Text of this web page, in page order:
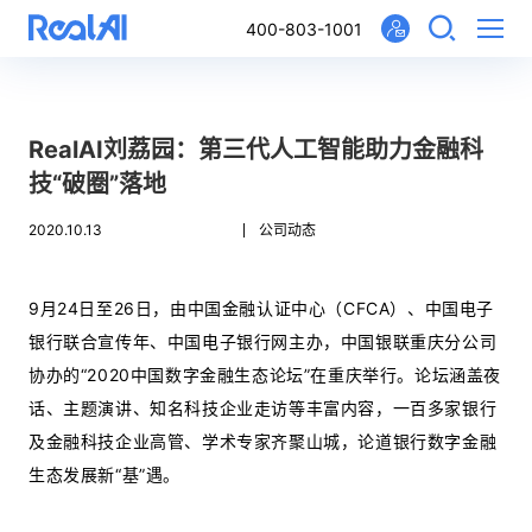
400-803-1001
RealAI刘荔园：第三代人工智能助力金融科
技“破圈”落地
2020.10.13 公司动态
9月24日至26日，由中国金融认证中心（CFCA）、中国电子
银行联合宣传年、中国电子银行网主办，中国银联重庆分公司
协办的“2020中国数字金融生态论坛”在重庆举行。论坛涵盖夜
话、主题演讲、知名科技企业走访等丰富内容，一百多家银行
及金融科技企业高管、学术专家齐聚山城，论道银行数字金融
生态发展新“基”遇。